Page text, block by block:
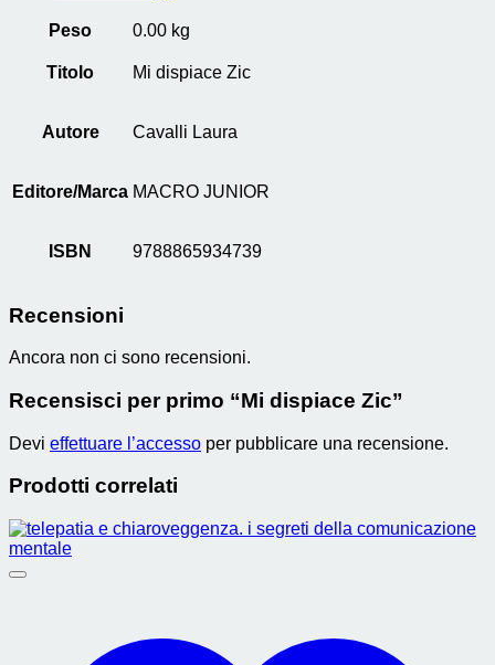
Peso 0.00 kg
Titolo Mi dispiace Zic
Autore Cavalli Laura
Editore/Marca MACRO JUNIOR
ISBN 9788865934739
Recensioni
Ancora non ci sono recensioni.
Recensisci per primo “Mi dispiace Zic”
Devi effettuare l’accesso per pubblicare una recensione.
Prodotti correlati